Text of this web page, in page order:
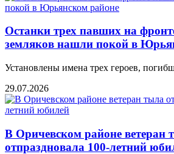
Останки трех павших на
земляков нашли покой в
Установлены имена трех героев,
29.07.2026
В Оричевском районе ветеран
отпраздновала 100-летний